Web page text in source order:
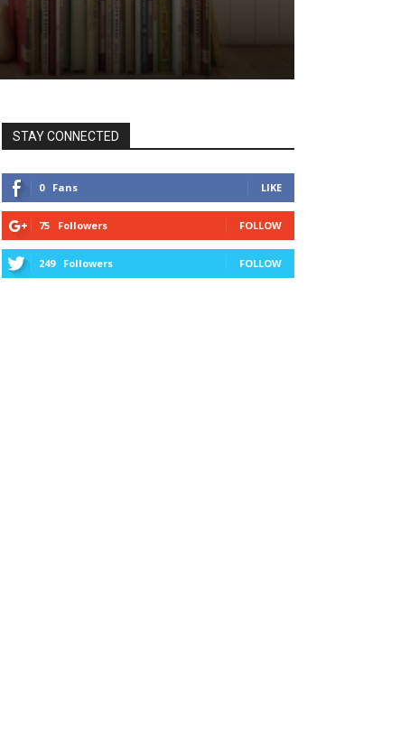
STAY CONNECTED
0 Fans LIKE
75 Followers FOLLOW
249 Followers FOLLOW